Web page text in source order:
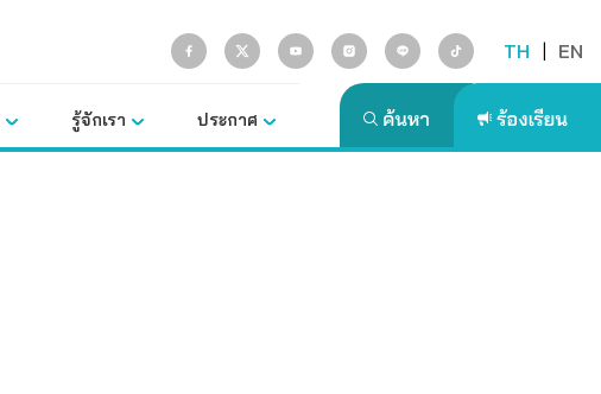
TH | EN
รู้จักเรา ประกาศ